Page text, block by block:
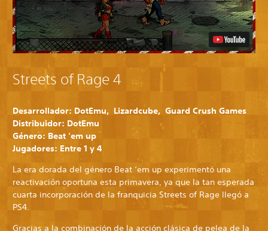
Streets of Rage 4
Desarrollador: DotEmu, Lizardcube, Guard Crush Games
Distribuidor: DotEmu
Género: Beat ‘em up
Jugadores: Entre 1 y 4
La era dorada del género Beat ‘em up experimentó una
reactivación oportuna esta primavera, ya que la tan esperada
cuarta incorporación de la franquicia Streets of Rage llegó a
PS4.
Gracias a la combinación de la acción clásica de pelea de la